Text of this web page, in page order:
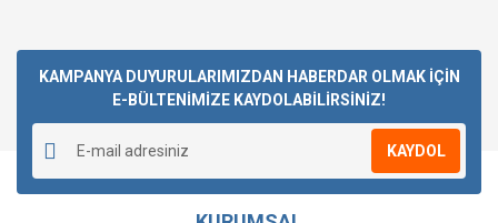
KAMPANYA DUYURULARIMIZDAN HABERDAR OLMAK İÇİN
E-BÜLTENİMİZE KAYDOLABİLİRSİNİZ!
KAYDOL